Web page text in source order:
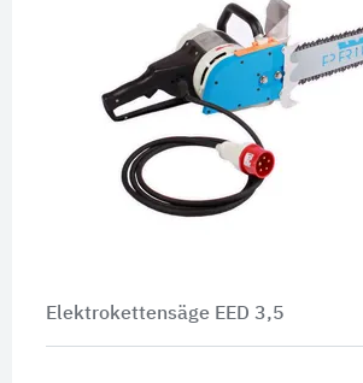
Elektrokettensäge EED 3,5